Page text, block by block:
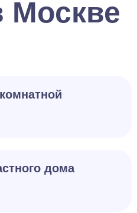
Москве
дома